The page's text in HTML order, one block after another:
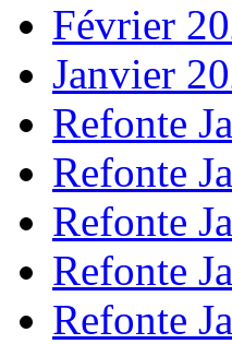
Février
Janvier
Refonte
Refonte
Refonte
Refonte
Refonte